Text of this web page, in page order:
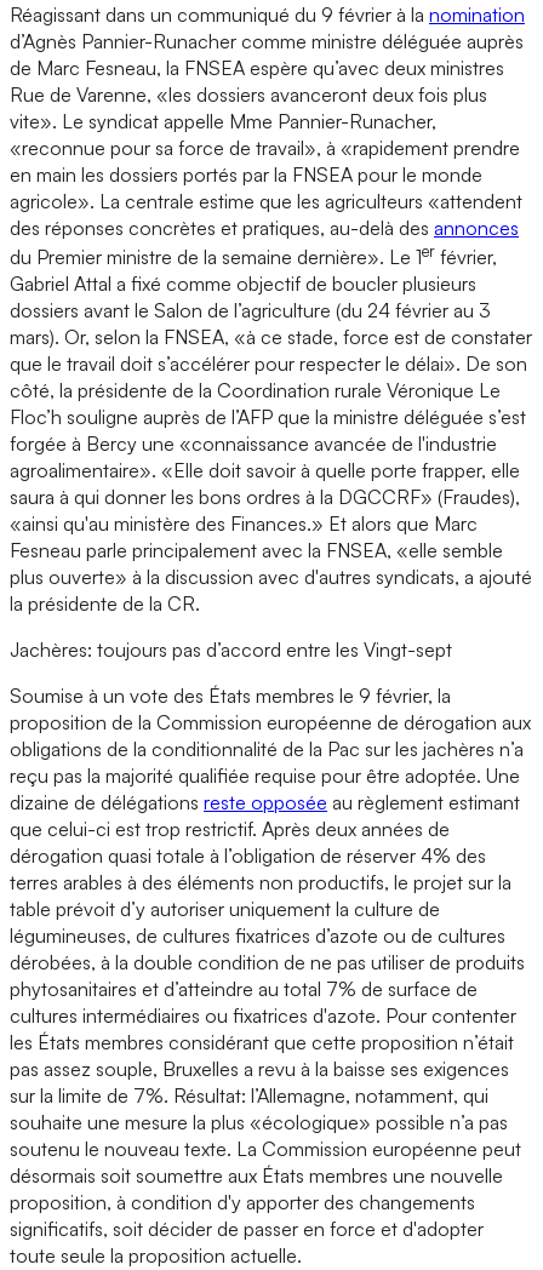
Réagissant dans un communiqué du 9 février à la nomination
d’Agnès Pannier-Runacher comme ministre déléguée auprès
de Marc Fesneau, la FNSEA espère qu’avec deux ministres
Rue de Varenne, «les dossiers avanceront deux fois plus
vite». Le syndicat appelle Mme Pannier-Runacher,
«reconnue pour sa force de travail», à «rapidement prendre
en main les dossiers portés par la FNSEA pour le monde
agricole». La centrale estime que les agriculteurs «attendent
des réponses concrètes et pratiques, au-delà des annonces
du Premier ministre de la semaine dernière». Le 1er février,
Gabriel Attal a fixé comme objectif de boucler plusieurs
dossiers avant le Salon de l’agriculture (du 24 février au 3
mars). Or, selon la FNSEA, «à ce stade, force est de constater
que le travail doit s’accélérer pour respecter le délai». De son
côté, la présidente de la Coordination rurale Véronique Le
Floc’h souligne auprès de l’AFP que la ministre déléguée s’est
forgée à Bercy une «connaissance avancée de l'industrie
agroalimentaire». «Elle doit savoir à quelle porte frapper, elle
saura à qui donner les bons ordres à la DGCCRF» (Fraudes),
«ainsi qu'au ministère des Finances.» Et alors que Marc
Fesneau parle principalement avec la FNSEA, «elle semble
plus ouverte» à la discussion avec d'autres syndicats, a ajouté
la présidente de la CR.
Jachères: toujours pas d’accord entre les Vingt-sept
Soumise à un vote des États membres le 9 février, la
proposition de la Commission européenne de dérogation aux
obligations de la conditionnalité de la Pac sur les jachères n’a
reçu pas la majorité qualifiée requise pour être adoptée. Une
dizaine de délégations reste opposée au règlement estimant
que celui-ci est trop restrictif. Après deux années de
dérogation quasi totale à l’obligation de réserver 4% des
terres arables à des éléments non productifs, le projet sur la
table prévoit d’y autoriser uniquement la culture de
légumineuses, de cultures fixatrices d’azote ou de cultures
dérobées, à la double condition de ne pas utiliser de produits
phytosanitaires et d’atteindre au total 7% de surface de
cultures intermédiaires ou fixatrices d'azote. Pour contenter
les États membres considérant que cette proposition n’était
pas assez souple, Bruxelles a revu à la baisse ses exigences
sur la limite de 7%. Résultat: l’Allemagne, notamment, qui
souhaite une mesure la plus «écologique» possible n’a pas
soutenu le nouveau texte. La Commission européenne peut
désormais soit soumettre aux États membres une nouvelle
proposition, à condition d'y apporter des changements
significatifs, soit décider de passer en force et d'adopter
toute seule la proposition actuelle.